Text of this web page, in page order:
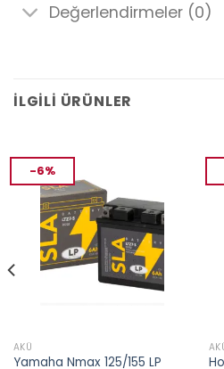
Değerlendirmeler (0)
İLGILI ÜRÜNLER
-6%
AKÜ
Yamaha Nmax 125/155 LP